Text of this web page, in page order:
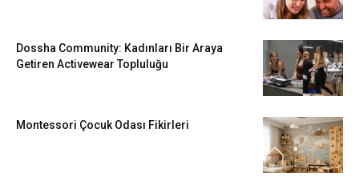
Dossha Community: Kadınları Bir Araya
Getiren Activewear Topluluğu
Montessori Çocuk Odası Fikirleri